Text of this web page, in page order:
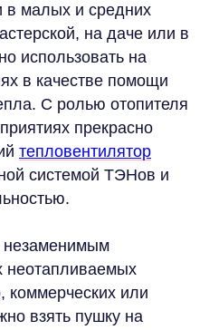
в малых и средних
на даче или в
использовать на
в качестве помощи
С ролью отопителя
прекрасно
тепловентилятор
системой ТЭНов и
незаменимым
или
взять пушку на